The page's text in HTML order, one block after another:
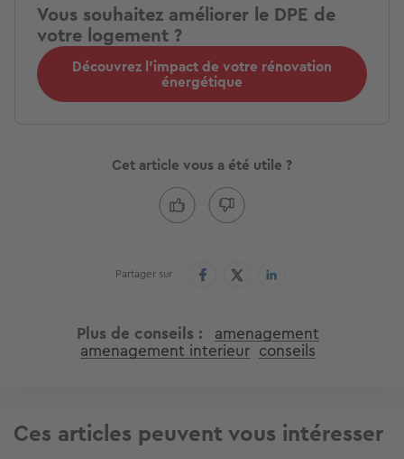
Vous souhaitez améliorer le DPE de
votre logement ?
Découvrez l'impact de votre rénovation
énergétique
Cet article vous a été utile ?
Partager sur
Plus de conseils amenagement
amenagement interieur conseils
Ces articles peuvent vous intéresser